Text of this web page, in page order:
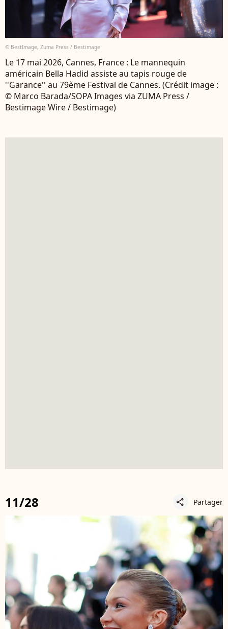
© BestImage, Zuma Press / Bestimage
Le 17 mai 2026, Cannes, France : Le mannequin
américain Bella Hadid assiste au tapis rouge de
''Garance'' au 79ème Festival de Cannes. (Crédit image :
© Marco Barada/SOPA Images via ZUMA Press /
Bestimage Wire / Bestimage)
11/28 share Partager